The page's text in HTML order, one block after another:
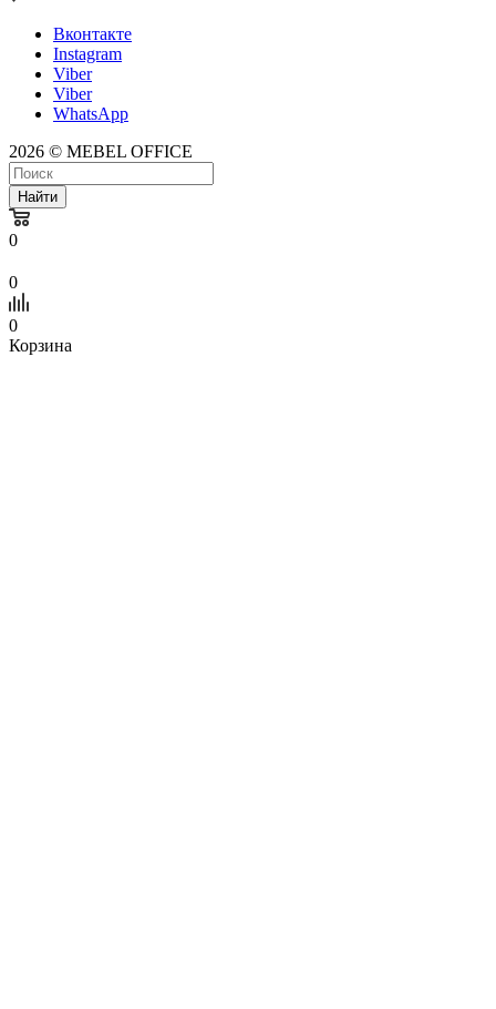
Вконтакте
Instagram
Viber
Viber
WhatsApp
2026 © MEBEL OFFICE
Найти
0
0
0
Корзина